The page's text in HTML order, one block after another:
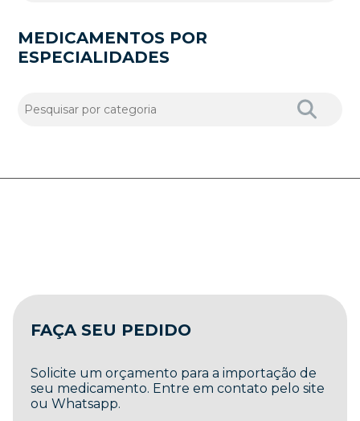
MEDICAMENTOS POR
ESPECIALIDADES
FAÇA SEU PEDIDO
Solicite um orçamento para a importação de
seu medicamento. Entre em contato pelo site
ou Whatsapp.